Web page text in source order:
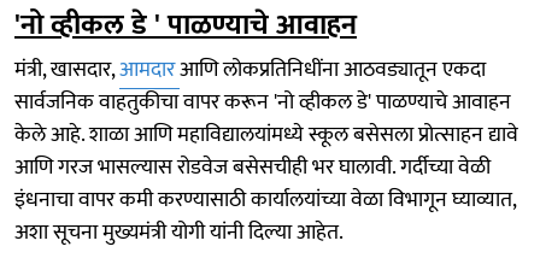
'नो व्हीकल डे ' पाळण्याचे आवाहन
मंत्री, खासदार,आमदारआणि लोकप्रतिनिधींना आठवड्यातून एकदा
सार्वजनिक वाहतुकीचा वापर करून 'नो व्हीकल डे' पाळण्याचे आवाहन
केले आहे. शाळा आणि महाविद्यालयांमध्ये स्कूल बसेसला प्रोत्साहन द्यावे
आणि गरज भासल्यास रोडवेज बसेसचीही भर घालावी. गर्दीच्या वेळी
इंधनाचा वापर कमी करण्यासाठी कार्यालयांच्या वेळा विभागून घ्याव्यात,
अशा सूचना मुख्यमंत्री योगी यांनी दिल्या आहेत.